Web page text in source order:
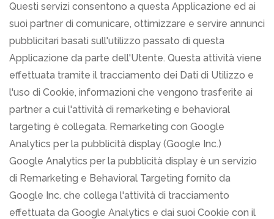
Questi servizi consentono a questa Applicazione ed ai
suoi partner di comunicare, ottimizzare e servire annunci
pubblicitari basati sull'utilizzo passato di questa
Applicazione da parte dell'Utente. Questa attività viene
effettuata tramite il tracciamento dei Dati di Utilizzo e
l'uso di Cookie, informazioni che vengono trasferite ai
partner a cui l'attività di remarketing e behavioral
targeting è collegata. Remarketing con Google
Analytics per la pubblicità display (Google Inc.)
Google Analytics per la pubblicità display è un servizio
di Remarketing e Behavioral Targeting fornito da
Google Inc. che collega l'attività di tracciamento
effettuata da Google Analytics e dai suoi Cookie con il